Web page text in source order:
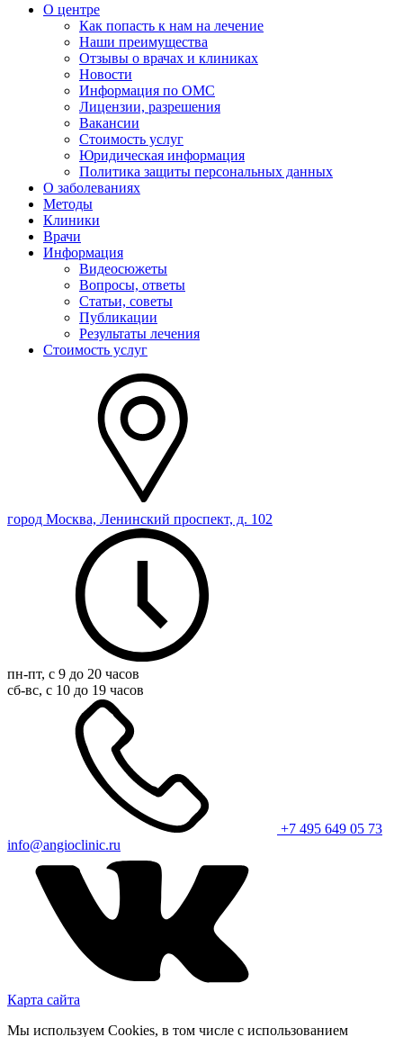
О центре
Как попасть к нам на лечение
Наши преимущества
Отзывы о врачах и клиниках
Новости
Информация по ОМС
Лицензии, разрешения
Вакансии
Стоимость услуг
Юридическая информация
Политика защиты персональных данных
О заболеваниях
Методы
Клиники
Врачи
Информация
Видеосюжеты
Вопросы, ответы
Статьи, советы
Публикации
Результаты лечения
Стоимость услуг
город Москва, Ленинский проспект, д. 102
пн-пт, с 9 до 20 часов
сб-вс, с 10 до 19 часов
+7 495 649 05 73
info@angioclinic.ru
Карта сайта
Мы используем Cookies, в том числе с использованием